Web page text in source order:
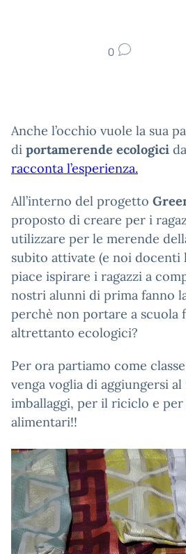
0
Anche l’occhio vuole la sua
di portamerende ecologici
racconta l’esperienza.
All’interno del progetto
proposto di creare per i
utilizzare per le merende
subito attivate (e noi
piace ispirare i ragazzi a
nostri alunni di prima fanno
perchè non portare a
altrettanto ecologici?
Per ora partiamo come
venga voglia di aggiungersi
imballaggi, per il riciclo e
alimentari!!